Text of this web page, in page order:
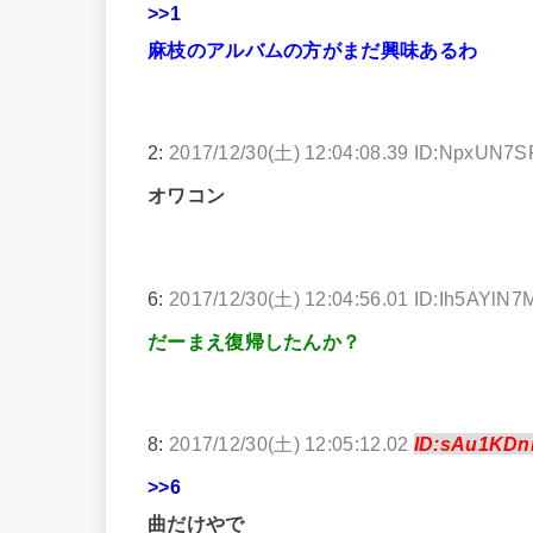
>>1
麻枝のアルバムの方がまだ興味あるわ
2: 2017/12/30(土) 12:04:08.39
オワコン
6: 2017/12/30(土) 12:04:56.01
だーまえ復帰したんか？
8: 2017/12/30(土) 12:05:12.02
>>6
曲だけやで